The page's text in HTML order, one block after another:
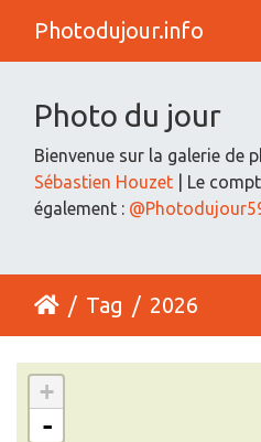
Photodujour.info
Photo du jour
Bienvenue sur la galerie de
Sébastien Houzet | Le
également :
Tag 2026
+
-